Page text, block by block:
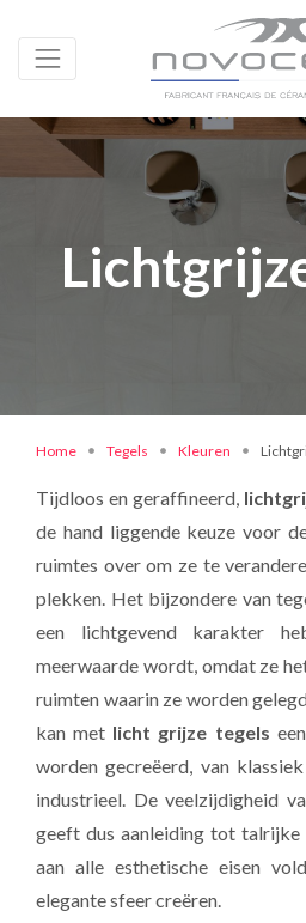
Home Tegels Kleuren
Tijdloos en geraffineerd,
de hand liggende keuze voor
ruimtes over om ze te
plekken. Het bijzondere van
een lichtgevend karakter
meerwaarde wordt, omdat ze
ruimten waarin ze worden
kan met licht grijze tegels
worden gecreëerd, van
industrieel. De veelzijdigheid
geeft dus aanleiding tot talrijke
aan alle esthetische eisen
elegante sfeer creëren.